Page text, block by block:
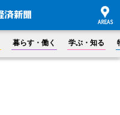
暮らす・働く 学ぶ・知る